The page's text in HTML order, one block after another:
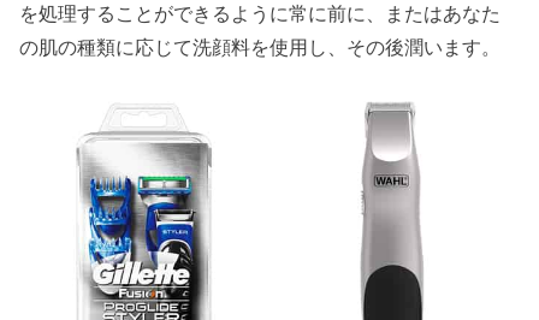
を処理することができるように常に前に、またはあなた
の肌の種類に応じて洗顔料を使用し、その後潤います。